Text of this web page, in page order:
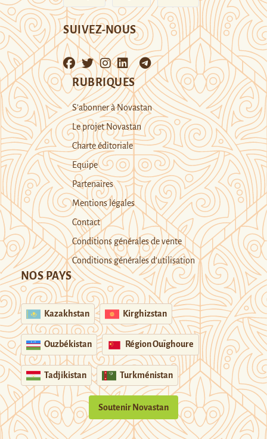
SUIVEZ-NOUS
RUBRIQUES
S’abonner à Novastan
Le projet Novastan
Charte éditoriale
Equipe
Partenaires
Mentions légales
Contact
Conditions générales de vente
Conditions générales d’utilisation
NOS PAYS
Kazakhstan Kirghizstan
Ouzbékistan Région Ouïghoure
Tadjikistan Turkménistan
Soutenir Novastan